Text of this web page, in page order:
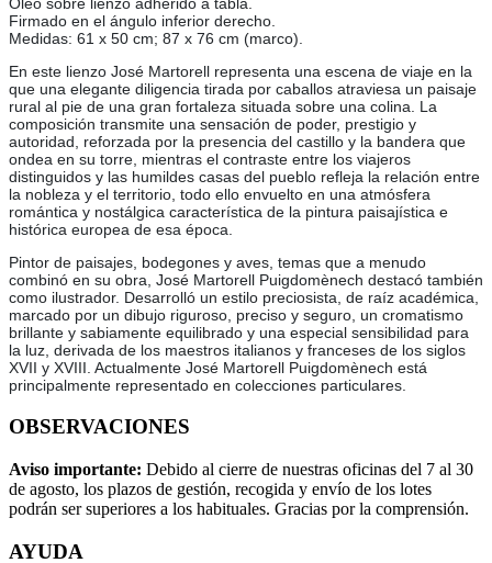
Óleo sobre lienzo adherido a tabla.
Firmado en el ángulo inferior derecho.
Medidas: 61 x 50 cm; 87 x 76 cm (marco).
En este lienzo José Martorell representa una escena de viaje en la
que una elegante diligencia tirada por caballos atraviesa un paisaje
rural al pie de una gran fortaleza situada sobre una colina. La
composición transmite una sensación de poder, prestigio y
autoridad, reforzada por la presencia del castillo y la bandera que
ondea en su torre, mientras el contraste entre los viajeros
distinguidos y las humildes casas del pueblo refleja la relación entre
la nobleza y el territorio, todo ello envuelto en una atmósfera
romántica y nostálgica característica de la pintura paisajística e
histórica europea de esa época.
Pintor de paisajes, bodegones y aves, temas que a menudo
combinó en su obra, José Martorell Puigdomènech destacó también
como ilustrador. Desarrolló un estilo preciosista, de raíz académica,
marcado por un dibujo riguroso, preciso y seguro, un cromatismo
brillante y sabiamente equilibrado y una especial sensibilidad para
la luz, derivada de los maestros italianos y franceses de los siglos
XVII y XVIII. Actualmente José Martorell Puigdomènech está
principalmente representado en colecciones particulares.
OBSERVACIONES
Aviso importante: Debido al cierre de nuestras oficinas del 7 al 30
de agosto, los plazos de gestión, recogida y envío de los lotes
podrán ser superiores a los habituales. Gracias por la comprensión.
AYUDA